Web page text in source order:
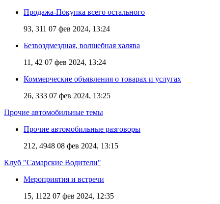
Продажа-Покупка всего остального
93, 311 07 фев 2024, 13:24
Безвоздмездная, волшебная халява
11, 42 07 фев 2024, 13:24
Коммерческие объявления о товарах и услугах
26, 333 07 фев 2024, 13:25
Прочие автомобильные темы
Прочие автомобильные разговоры
212, 4948 08 фев 2024, 13:15
Клуб "Самарские Водители"
Мероприятия и встречи
15, 1122 07 фев 2024, 12:35